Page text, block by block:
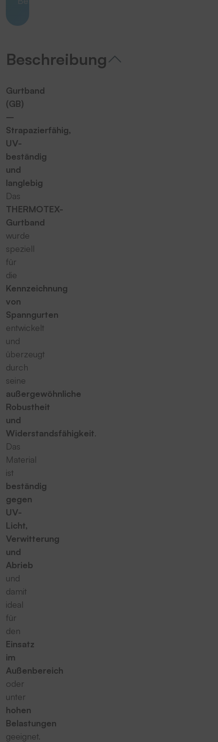
Beschreibung
Gurtband
(GB)
–
Strapazierfähig,
UV-
beständig
und
langlebig
Das
THERMOTEX-
Gurtband
wurde
speziell
für
die
Kennzeichnung
von
Spanngurten
entwickelt
und
überzeugt
durch
seine
außergewöhnliche
Robustheit
und
Widerstandsfähigkeit.
Das
Material
ist
beständig
gegen
UV-
Licht,
Verwitterung
und
Abrieb
und
damit
ideal
für
den
Einsatz
im
Außenbereich
oder
unter
hohen
Belastungen
geeignet.